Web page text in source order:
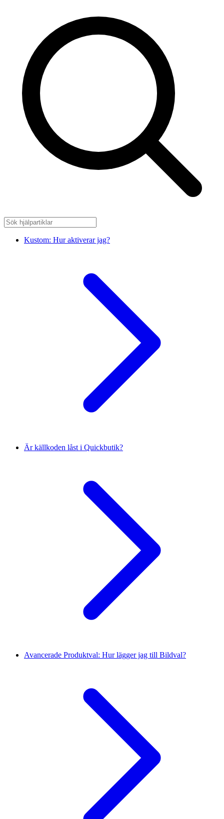
Kustom: Hur aktiverar jag?
Är källkoden låst i Quickbutik?
Avancerade Produktval: Hur lägger jag till Bildval?